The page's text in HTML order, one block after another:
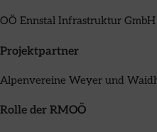
OÖ Ennstal Infrastruktur GmbH
Projektpartner
Alpenvereine Weyer und
Rolle der RMOÖ